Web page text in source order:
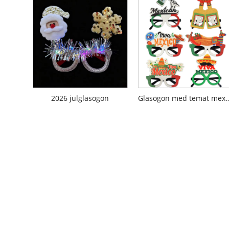
2026 julglasögon Glasögon med